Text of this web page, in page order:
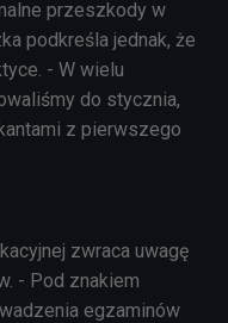
przeszkody w
podkreśla jednak, że
- W wielu
do stycznia,
z pierwszego
zwraca uwagę
- Pod znakiem
egzaminów